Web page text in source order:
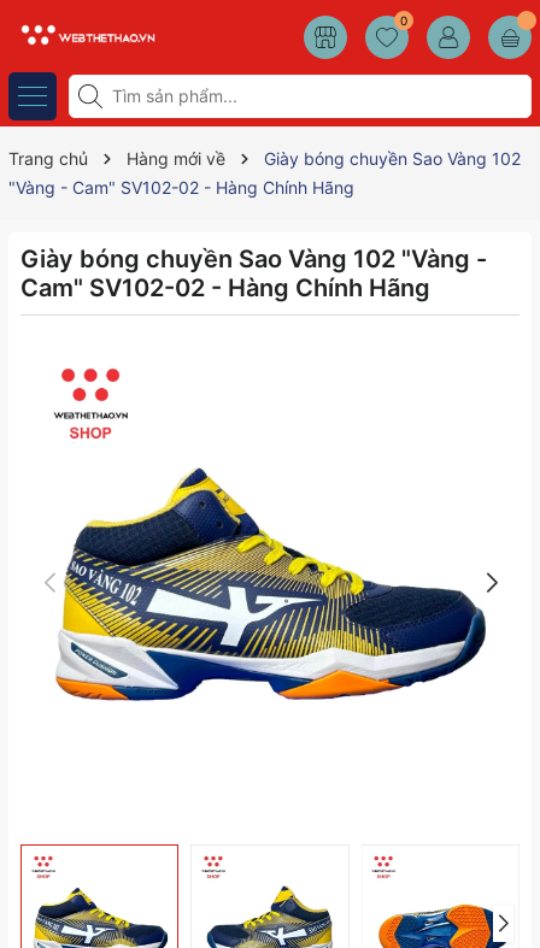
0
Trang chủ Hàng mới về
Giày bóng chuyền Sao Vàng 102
"Vàng - Cam" SV102-02 - Hàng Chính Hãng
Giày bóng chuyền Sao Vàng 102 "Vàng -
Cam" SV102-02 - Hàng Chính Hãng